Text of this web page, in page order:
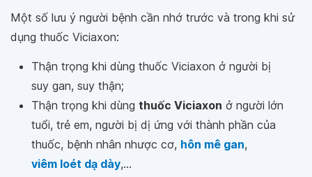
Một số lưu ý người bệnh cần nhớ trước và trong khi sử
dụng thuốc Viciaxon:
Thận trọng khi dùng thuốc Viciaxon ở người bị
suy gan, suy thận;
Thận trọng khi dùng thuốc Viciaxon ở người lớn
tuổi, trẻ em, người bị dị ứng với thành phần của
thuốc, bệnh nhân nhược cơ, hôn mê gan,
viêm loét dạ dày,...